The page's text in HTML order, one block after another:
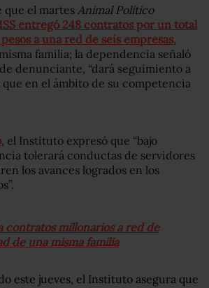
que el martes Animal Político
entregó 248 contratos por un total
a una red de seis empresas,
familia; la dependencia señaló
denunciante, “dará seguimiento a
en el ámbito de su competencia
, el Instituto expresó que “bajo
tolerará conductas de servidores
los avances logrados en los
contratos millonarios a red de
de una misma familia
este jueves, el Instituto asegura que